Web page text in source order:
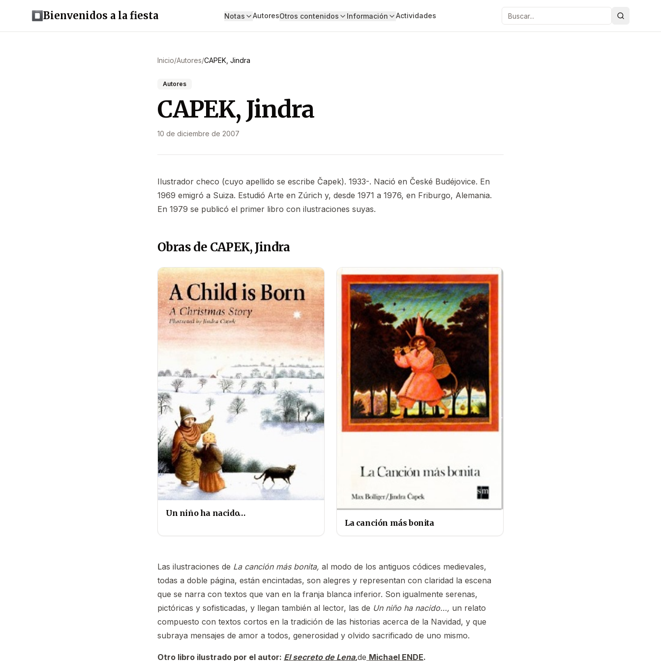
Bienvenidos a la fiesta Notas AutoresOtros contenidos Información Actividades Buscar
Inicio/Autores/CAPEK, Jindra
Autores
CAPEK, Jindra
10 de diciembre de 2007
Ilustrador checo (cuyo apellido se escribe Čapek). 1933-. Nació en České Budéjovice. En
1969 emigró a Suiza. Estudió Arte en Zúrich y, desde 1971 a 1976, en Friburgo, Alemania.
En 1979 se publicó el primer libro con ilustraciones suyas.
Obras de CAPEK, Jindra
Un niño ha nacido…
La canción más bonita
Las ilustraciones de La canción más bonita, al modo de los antiguos códices medievales,
todas a doble página, están encintadas, son alegres y representan con claridad la escena
que se narra con textos que van en la franja blanca inferior. Son igualmente serenas,
pictóricas y sofisticadas, y llegan también al lector, las de Un niño ha nacido…, un relato
compuesto con textos cortos en la tradición de las historias acerca de la Navidad, y que
subraya mensajes de amor a todos, generosidad y olvido sacrificado de uno mismo.
Otro libro ilustrado por el autor: El secreto de Lena,de Michael ENDE.